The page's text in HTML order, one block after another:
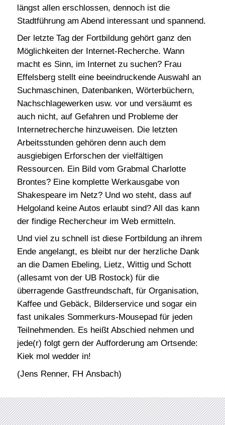
längst allen erschlossen, dennoch ist die
Stadtführung am Abend interessant und spannend.
Der letzte Tag der Fortbildung gehört ganz den
Möglichkeiten der Internet-Recherche. Wann
macht es Sinn, im Internet zu suchen? Frau
Effelsberg stellt eine beeindruckende Auswahl an
Suchmaschinen, Datenbanken, Wörterbüchern,
Nachschlagewerken usw. vor und versäumt es
auch nicht, auf Gefahren und Probleme der
Internetrecherche hinzuweisen. Die letzten
Arbeitsstunden gehören denn auch dem
ausgiebigen Erforschen der vielfältigen
Ressourcen. Ein Bild vom Grabmal Charlotte
Brontes? Eine komplette Werkausgabe von
Shakespeare im Netz? Und wo steht, dass auf
Helgoland keine Autos erlaubt sind? All das kann
der findige Rechercheur im Web ermitteln.
Und viel zu schnell ist diese Fortbildung an ihrem
Ende angelangt, es bleibt nur der herzliche Dank
an die Damen Ebeling, Lietz, Wittig und Schott
(allesamt von der UB Rostock) für die
überragende Gastfreundschaft, für Organisation,
Kaffee und Gebäck, Bilderservice und sogar ein
fast unikales Sommerkurs-Mousepad für jeden
Teilnehmenden. Es heißt Abschied nehmen und
jede(r) folgt gern der Aufforderung am Ortsende:
Kiek mol wedder in!
(Jens Renner, FH Ansbach)